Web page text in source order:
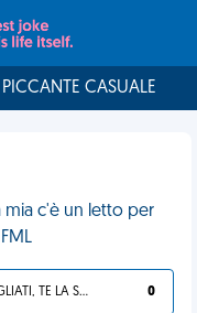
PICCANTE CASUALE
mia c'è un letto per
SVEGLIATI, TE LA SEI CERCATA! 0